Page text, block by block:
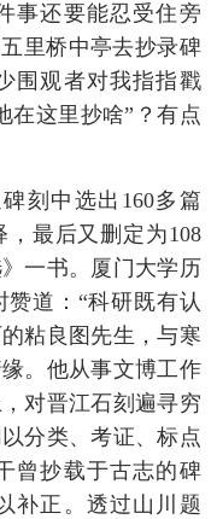
事还要能忍受住旁
里桥中亭去抄录碑
围观者对我指指戳
在这里抄啥”？有点
刻中选出160多篇
，最后又删定为108
一书。厦门大学历
道：“科研既有认
粘良图先生，与寒
。他从事文博工作
对晋江石刻遍寻穷
分类、考证、标点
曾抄载于古志的碑
补正。透过山川题